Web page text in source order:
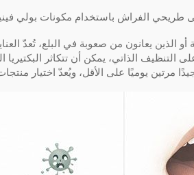
طريحي الفراش باستخدام مكونات بولي
يعانون من صعوبة في البلع، تُعدّ
التنظيف الذاتي، يمكن أن تتكاثر
مرتين يوميًا على الأقل، ويُعدّ اختيار منتجات